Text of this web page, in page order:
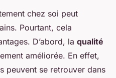
chez soi peut
Pourtant, cela
D’abord, la qualité
améliorée. En effet,
peuvent se retrouver dans